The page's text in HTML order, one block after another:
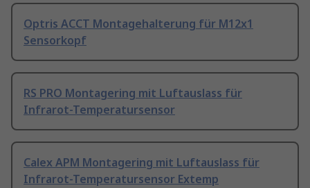
Optris ACCT Montagehalterung für M12x1
Sensorkopf
RS PRO Montagering mit Luftauslass für
Infrarot-Temperatursensor
Calex APM Montagering mit Luftauslass für
Infrarot-Temperatursensor Extemp